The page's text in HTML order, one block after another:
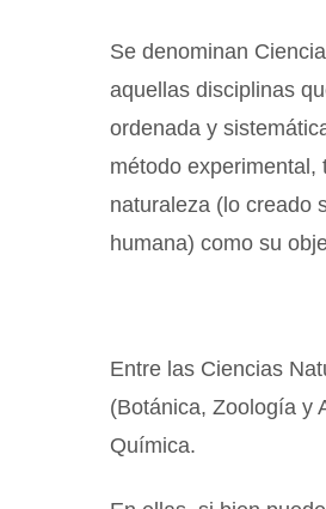
Se denominan
aquellas disciplinas
ordenada y
método experimental,
naturaleza (lo creado
humana) como su
Entre las Ciencias
(Botánica, Zoología y
Química.